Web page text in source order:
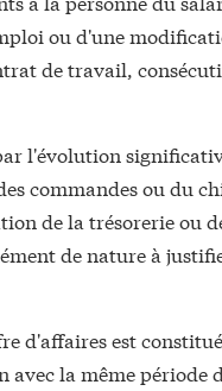
ou d'une
de travail,
l'évolution
commandes ou du
de la trésorerie ou
de nature à
d'affaires est
avec la même période